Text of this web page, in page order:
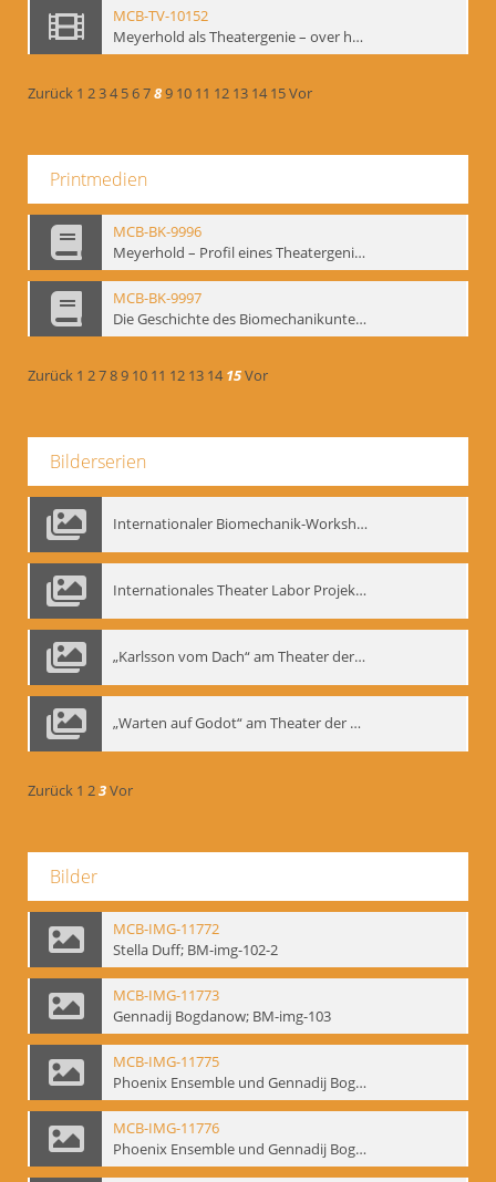
MCB-TV-10152
Meyerhold als Theatergenie – over het mechanik van de acteursexpressie, Ausschnitt 2 - Interne Signatur: BM-vid-108_A2
Zurück 1 234 56789 10 11 12 13 14 15Vor
Printmedien
MCB-BK-9996
Meyerhold – Profil eines Theatergenies. Vortrag. Arbeitsdemonstration - interne Signatur: BM-prt-203
MCB-BK-9997
Die Geschichte des Biomechanikunterrichts im Theater der Satire - interne Signatur: BM-prt-204
Zurück 1 2789 10 11 12 13 14 15Vor
Bilderserien
Internationaler Biomechanik-Workshop, Moskau 1993
Internationales Theater Labor Projekt: Play Don Juan
„Karlsson vom Dach“ am Theater der Satire, Moskau 1985
„Warten auf Godot“ am Theater der Saire, Moskau 1980er
Zurück 1 23Vor
Bilder
MCB-IMG-11772
Stella Duff; BM-img-102-2
MCB-IMG-11773
Gennadij Bogdanow; BM-img-103
MCB-IMG-11775
Phoenix Ensemble und Gennadij Bogdanow; BM-img-105-1
MCB-IMG-11776
Phoenix Ensemble und Gennadij Bogdanow; BM-img-105-2